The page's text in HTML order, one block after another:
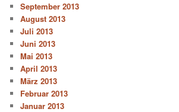
September 2013
August 2013
Juli 2013
Juni 2013
Mai 2013
April 2013
März 2013
Februar 2013
Januar 2013